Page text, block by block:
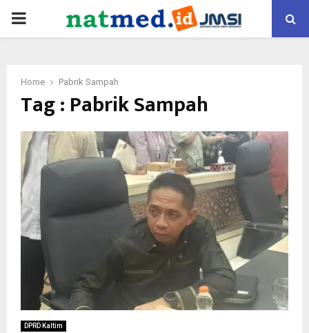
PRIMARY
Home Pabrik Sampah
Tag : Pabrik Sampah
DPRD Kaltim